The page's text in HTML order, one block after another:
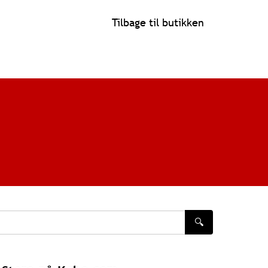
Tilbage til butikken
🔍